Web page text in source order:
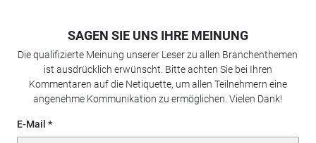
SAGEN SIE UNS IHRE MEINUNG
Die qualifizierte Meinung unserer Leser zu allen Branchenthemen
ist ausdrücklich erwünscht. Bitte achten Sie bei Ihren
Kommentaren auf die Netiquette, um allen Teilnehmern eine
angenehme Kommunikation zu ermöglichen. Vielen Dank!
E-Mail